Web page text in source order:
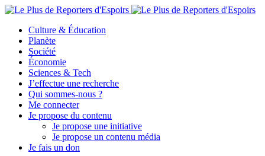
Culture & Éducation
Planète
Société
Économie
Sciences & Tech
J’effectue une recherche
Qui sommes-nous ?
Me connecter
Je propose du contenu
Je propose une initiative
Je propose un contenu média
Je fais un don